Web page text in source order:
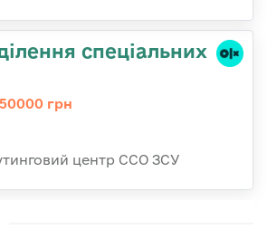
спеціальних
грн
центр ССО ЗСУ